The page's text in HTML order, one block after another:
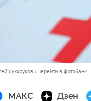
Сухоруков Перейти в фотобанк
МАКС Дзен